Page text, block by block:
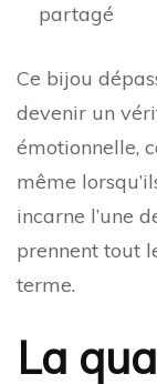
partagé
Ce bijou
devenir un
émotionnelle,
même
incarne l’une
prennent tout
terme.
La